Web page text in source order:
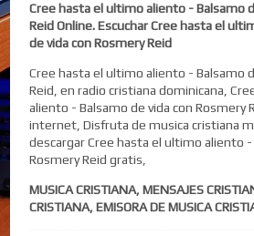
Cree hasta el ultimo aliento - Balsamo
Reid Online. Escuchar Cree hasta el
de vida con Rosmery Reid
Cree hasta el ultimo aliento - Balsamo
Reid, en radio cristiana dominicana,
aliento - Balsamo de vida con Rosmery
internet, Disfruta de musica cristiana
descargar Cree hasta el ultimo aliento -
Rosmery Reid gratis,
MUSICA CRISTIANA, MENSAJES
CRISTIANA, EMISORA DE MUSICA